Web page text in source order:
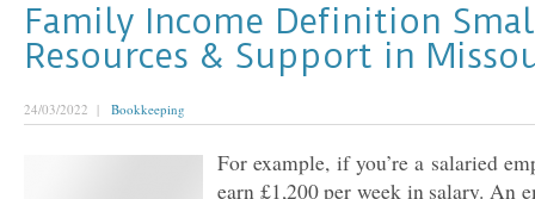
Family Income Definition
Resources & Support in
24/03/2022 | Bookkeeping
For example, if you’re a salaried
earn £1,200 per week in salary. An